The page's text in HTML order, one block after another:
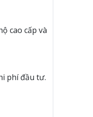
cao cấp và
phí đầu tư.